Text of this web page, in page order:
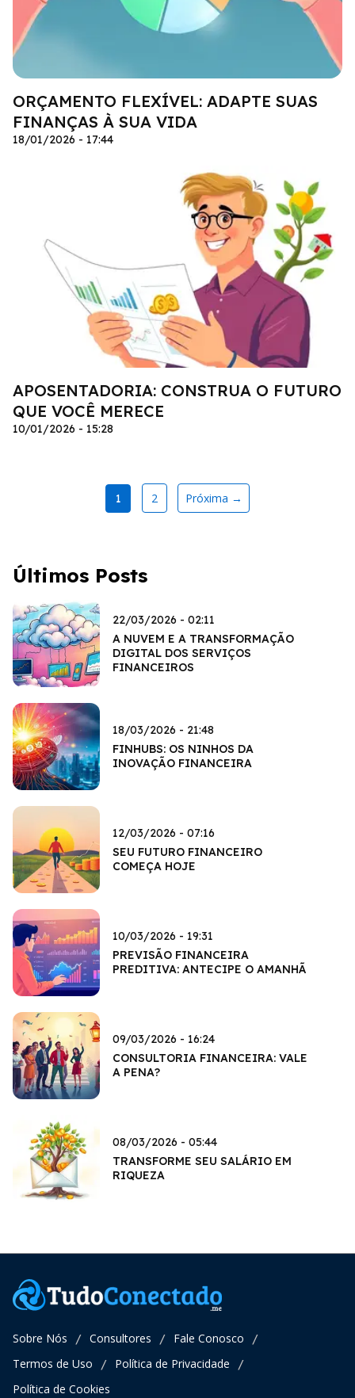
ORÇAMENTO FLEXÍVEL: ADAPTE SUAS
FINANÇAS À SUA VIDA
18/01/2026 - 17:44
APOSENTADORIA: CONSTRUA O FUTURO
QUE VOCÊ MERECE
10/01/2026 - 15:28
1 2 Próxima →
Últimos Posts
22/03/2026 - 02:11
A NUVEM E A TRANSFORMAÇÃO
DIGITAL DOS SERVIÇOS
FINANCEIROS
18/03/2026 - 21:48
FINHUBS: OS NINHOS DA
INOVAÇÃO FINANCEIRA
12/03/2026 - 07:16
SEU FUTURO FINANCEIRO
COMEÇA HOJE
10/03/2026 - 19:31
PREVISÃO FINANCEIRA
PREDITIVA: ANTECIPE O AMANHÃ
09/03/2026 - 16:24
CONSULTORIA FINANCEIRA: VALE
A PENA?
08/03/2026 - 05:44
TRANSFORME SEU SALÁRIO EM
RIQUEZA
Sobre Nós / Consultores / Fale Conosco /
Termos de Uso / Política de Privacidade /
Política de Cookies